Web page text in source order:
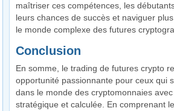
maîtriser ces compétences, les
leurs chances de succès et naviguer
le monde complexe des futures
Conclusion
En somme, le trading de futures crypto
opportunité passionnante pour ceux qui
dans le monde des cryptomonnaies
stratégique et calculée. En comprenant